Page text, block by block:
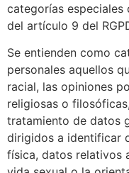
categorías especiales
del artículo 9 del
Se entienden como
personales aquellos
racial, las opiniones
religiosas o
tratamiento de datos
dirigidos a identificar
física, datos relativos